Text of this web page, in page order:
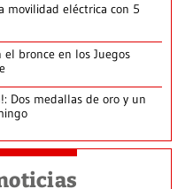
movilidad eléctrica con 5
el bronce en los Juegos
Dos medallas de oro y un